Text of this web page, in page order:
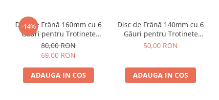
-14%
Disc de Frână 160mm cu 6
Găuri pentru Trotinete
Electrice KuKirin G4 (Model
2025) și KuKirin G2 –
Performanță Premium
80,00 RON
69,00 RON
ADAUGA IN COS
Disc de Frână 140mm cu 6
Găuri pentru Trotinete
Electrice KuKirin G2 (2024) /
50,00 RON
ADAUGA IN COS